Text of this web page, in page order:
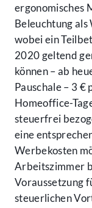
ergonomisches
Beleuchtung
wobei ein
2020 geltend
können – ab
Pauschale – 3 €
Homeoffice-
steuerfrei
eine
Werbekosten
Arbeitszimmer
Voraussetzung
steuerlichen